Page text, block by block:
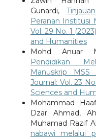
Gunardi,
Peranan Institusi
Vol. 29 No. 1
and Humanities
Mohd Anuar
Pendidikan
Manuskrip
Journal: Vol. 23
Sciences and
Mohammad
Dzar Ahmad,
Muhamad Razif
nabawi melalui